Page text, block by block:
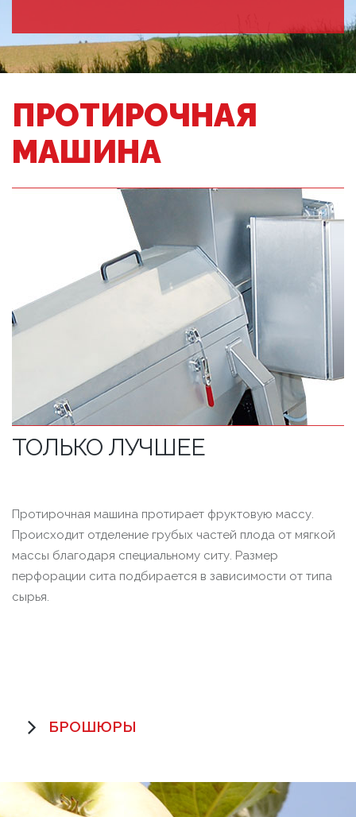
ПРОТИРОЧНАЯ
МАШИНА
ТОЛЬКО ЛУЧШЕЕ
Протирочная машина протирает фруктовую массу.
Происходит отделение грубых частей плода от мягкой
массы благодаря специальному ситу. Размер
перфорации сита подбирается в зависимости от типа
сырья.
БРОШЮРЫ